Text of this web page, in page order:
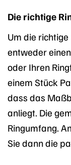
Die richtige
Um die
entweder
oder Ihren
einem Stück
dass das
anliegt. Die
Ringumfang.
Sie dann die